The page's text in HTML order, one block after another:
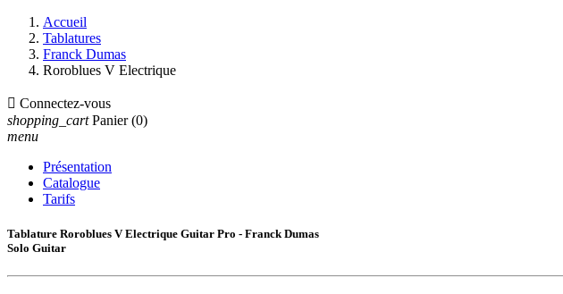
Accueil
Tablatures
Franck Dumas
Roroblues V Electrique
 Connectez-vous
shopping_cart Panier (0)
menu
Présentation
Catalogue
Tarifs
Tablature Roroblues V Electrique Guitar Pro - Franck Dumas
Solo Guitar